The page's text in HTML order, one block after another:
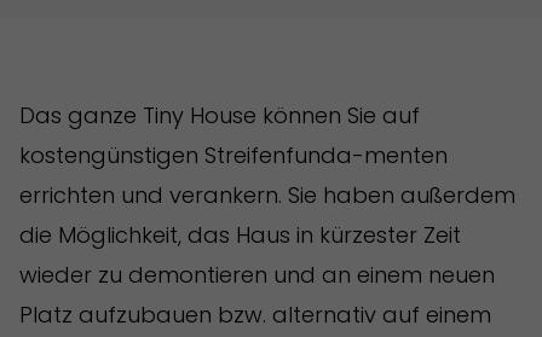
Das ganze Tiny House können Sie auf
kostengünstigen Streifenfunda-menten
errichten und verankern. Sie haben außerdem
die Möglichkeit, das Haus in kürzester Zeit
wieder zu demontieren und an einem neuen
Platz aufzubauen bzw. alternativ auf einem